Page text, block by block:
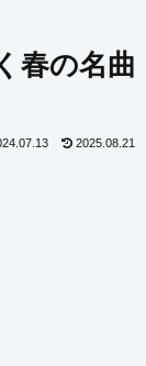
春の名曲
2025.08.21